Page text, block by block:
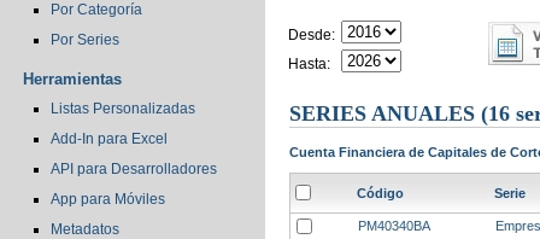
Por Categoría
Por Series
Herramientas
Listas Personalizadas
Add-In para Excel
API para Desarrolladores
App para Móviles
Metadatos
Desde:
Hasta:
SERIES ANUALES (16
Cuenta Financiera de Capitales de
Código Serie
PM40340BA